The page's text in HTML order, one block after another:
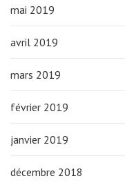
mai 2019
avril 2019
mars 2019
février 2019
janvier 2019
décembre 2018